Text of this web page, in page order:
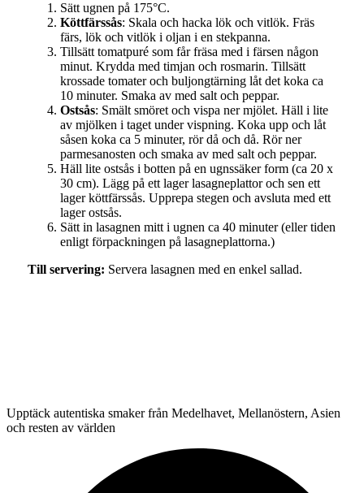
Sätt ugnen på 175°C.
Köttfärssås: Skala och hacka lök och vitlök. Fräs
färs, lök och vitlök i oljan i en stekpanna.
Tillsätt tomatpuré som får fräsa med i färsen någon
minut. Krydda med timjan och rosmarin. Tillsätt
krossade tomater och buljongtärning låt det koka ca
10 minuter. Smaka av med salt och peppar.
Ostsås: Smält smöret och vispa ner mjölet. Häll i lite
av mjölken i taget under vispning. Koka upp och låt
såsen koka ca 5 minuter, rör då och då. Rör ner
parmesanosten och smaka av med salt och peppar.
Häll lite ostsås i botten på en ugnssäker form (ca 20 x
30 cm). Lägg på ett lager lasagneplattor och sen ett
lager köttfärssås. Upprepa stegen och avsluta med ett
lager ostsås.
Sätt in lasagnen mitt i ugnen ca 40 minuter (eller tiden
enligt förpackningen på lasagneplattorna.)
Till servering: Servera lasagnen med en enkel sallad.
Upptäck autentiska smaker från Medelhavet, Mellanöstern, Asien
och resten av världen